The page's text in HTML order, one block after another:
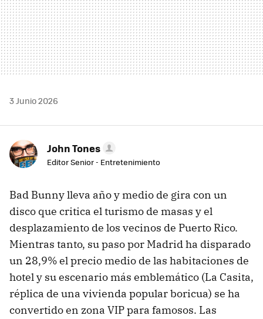
3 Junio 2026
John Tones
Editor Senior - Entretenimiento
Bad Bunny lleva año y medio de gira con un
disco que critica el turismo de masas y el
desplazamiento de los vecinos de Puerto Rico.
Mientras tanto, su paso por Madrid ha disparado
un 28,9% el precio medio de las habitaciones de
hotel y su escenario más emblemático (La Casita,
réplica de una vivienda popular boricua) se ha
convertido en zona VIP para famosos. Las